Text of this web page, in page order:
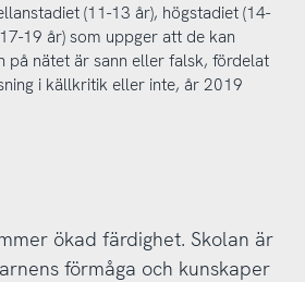
(11-13 år), högstadiet (14-
19 år) som uppger att de kan
på nätet är sann eller falsk, fördelat
i källkritik eller inte, år 2019
ökad färdighet. Skolan är
förmåga och kunskaper